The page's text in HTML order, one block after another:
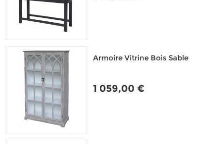
Armoire Vitrine Bois Sable
1 059,00 €